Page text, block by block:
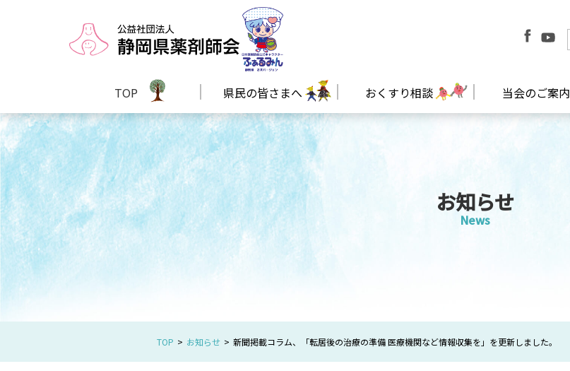
TOP 県民の皆さまへ おくすり相談 当会のご案内
お知らせ
News
TOP お知らせ 新聞掲載コラム、「転居後の治療の準備 医療機関など情報収集を」を更新しました。